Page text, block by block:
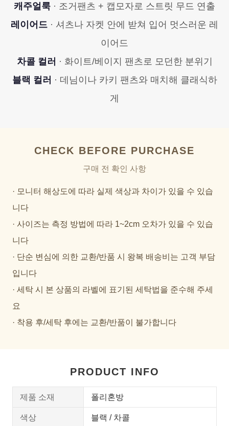
캐주얼룩 · 조거팬츠 + 캡모자로 스트릿 무드 연출
레이어드 · 셔츠나 자켓 안에 받쳐 입어 멋스러운 레
이어드
차콜 컬러 · 화이트/베이지 팬츠로 모던한 분위기
블랙 컬러 · 데님이나 카키 팬츠와 매치해 클래식하
게
CHECK BEFORE PURCHASE
구매 전 확인 사항
· 모니터 해상도에 따라 실제 색상과 차이가 있을 수 있습
니다
· 사이즈는 측정 방법에 따라 1~2cm 오차가 있을 수 있습
니다
· 단순 변심에 의한 교환/반품 시 왕복 배송비는 고객 부담
입니다
· 세탁 시 본 상품의 라벨에 표기된 세탁법을 준수해 주세
요
· 착용 후/세탁 후에는 교환/반품이 불가합니다
PRODUCT INFO
제품 소재 폴리혼방
색상 블랙 / 차콜